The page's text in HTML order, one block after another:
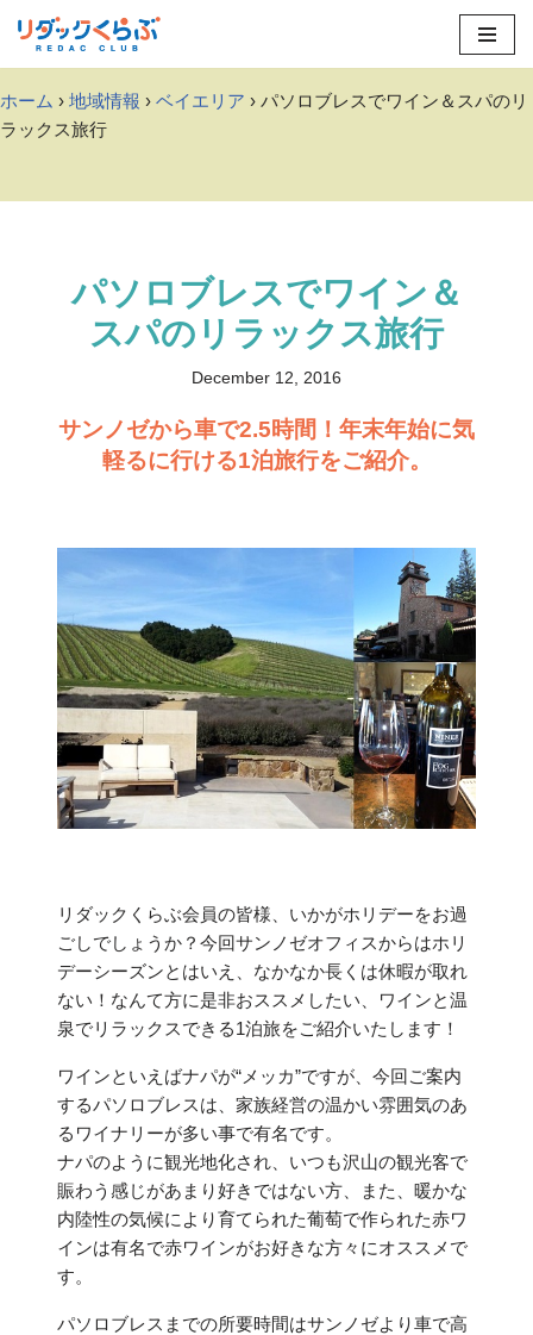
Skip
content
ホーム › 地域情報 › ベイエリア › パソロブレスでワイン＆スパのリ
ラックス旅行
パソロブレスでワイン＆
スパのリラックス旅行
December 12, 2016
サンノゼから車で2.5時間！年末年始に気
軽るに行ける1泊旅行をご紹介。
リダックくらぶ会員の皆様、いかがホリデーをお過
ごしでしょうか？今回サンノゼオフィスからはホリ
デーシーズンとはいえ、なかなか長くは休暇が取れ
ない！なんて方に是非おススメしたい、ワインと温
泉でリラックスできる1泊旅をご紹介いたします！
ワインといえばナパが“メッカ”ですが、今回ご案内
するパソロブレスは、家族経営の温かい雰囲気のあ
るワイナリーが多い事で有名です。
ナパのように観光地化され、いつも沢山の観光客で
賑わう感じがあまり好きではない方、また、暖かな
内陸性の気候により育てられた葡萄で作られた赤ワ
インは有名で赤ワインがお好きな方々にオススメで
す。
パソロブレスまでの所要時間はサンノゼより車で高